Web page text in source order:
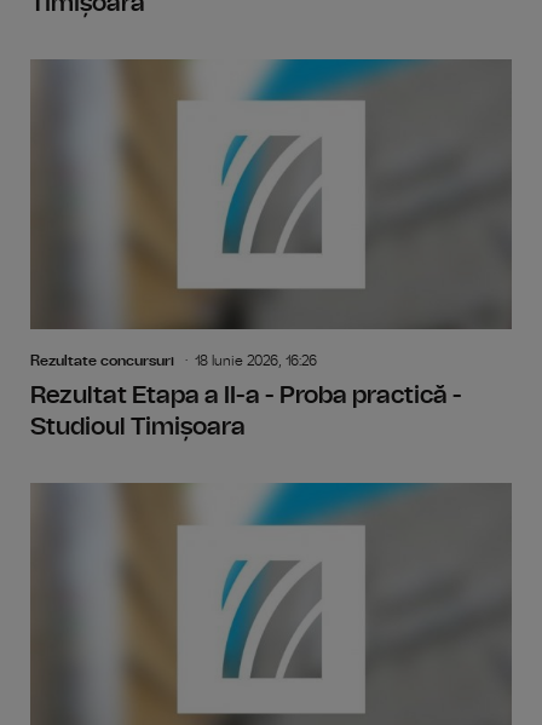
Rezultate concursuri 18 Iunie 2026, 16:26
Rezultat Etapa a II-a - Proba practică -
Studioul Timișoara